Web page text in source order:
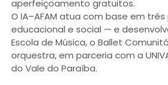
aperfeiçoamento gratuitos.
O IA–AFAM atua com base em
educacional e social — e
Escola de Música, o Ballet
orquestra, em parceria com a
do Vale do Paraíba.